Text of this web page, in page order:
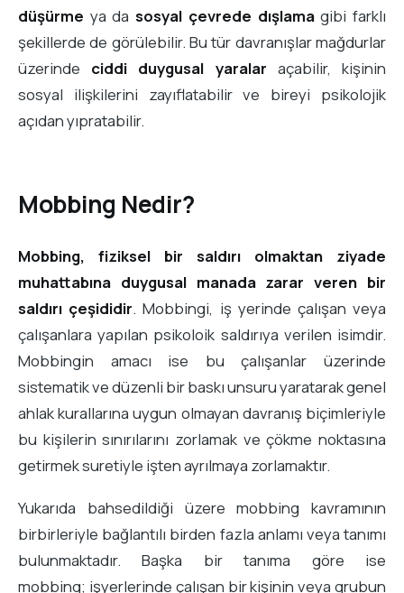
düşürme ya dasosyal çevrede dışlamagibi farklı
şekillerde de görülebilir. Bu tür davranışlar mağdurlar
üzerinde ciddi duygusal yaralar açabilir, kişinin
sosyal ilişkilerini zayıflatabilir ve bireyi psikolojik
açıdan yıpratabilir.
Mobbing Nedir?
Mobbing, fiziksel bir saldırı olmaktan ziyade
muhattabına duygusal manada zarar veren bir
saldırı çeşididir. Mobbingi, iş yerinde çalışan veya
çalışanlara yapılan psikoloik saldırıya verilen isimdir.
Mobbingin amacı ise bu çalışanlar üzerinde
sistematik ve düzenli bir baskı unsuru yaratarak genel
ahlak kurallarına uygun olmayan davranış biçimleriyle
bu kişilerin sınırılarını zorlamak ve çökme noktasına
getirmek suretiyle işten ayrılmaya zorlamaktır.
Yukarıda bahsedildiği üzere mobbing kavramının
birbirleriyle bağlantılı birden fazla anlamı veya tanımı
bulunmaktadır. Başka bir tanıma göre ise
mobbing; işyerlerinde çalışan bir kişinin veya grubun